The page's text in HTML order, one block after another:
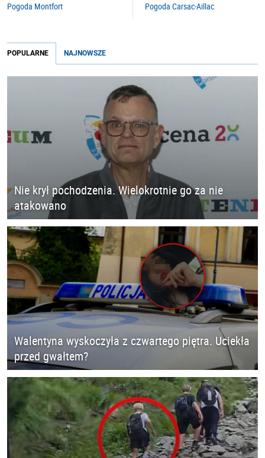
Pogoda Montfort Pogoda Carsac-Aillac
POPULARNE NAJNOWSZE
Nie krył pochodzenia. Wielokrotnie go za nie
atakowano
Walentyna wyskoczyła z czwartego piętra. Uciekła
przed gwałtem?